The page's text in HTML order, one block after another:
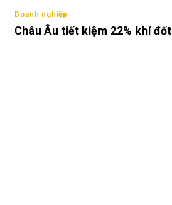
Doanh nghiệp
Châu Âu tiết kiệm 22% khí